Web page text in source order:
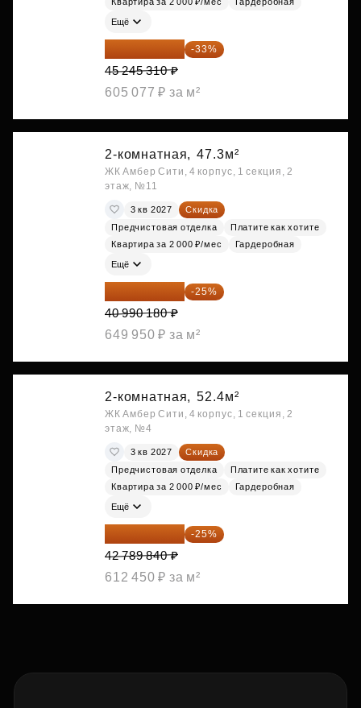
Ещё
30 314 358 ₽ -33%
45 245 310 ₽
605 077 ₽ за м²
2-комнатная, 47.3м²
ЖК Амбер Сити, 4 корпус, 1 секция, 2
этаж, №11
3 кв 2027
Скидка
Предчистовая отделка
Платите как хотите
Квартира за 2 000 ₽/мес
Гардеробная
Ещё
30 742 635 ₽ -25%
40 990 180 ₽
649 950 ₽ за м²
2-комнатная, 52.4м²
ЖК Амбер Сити, 4 корпус, 1 секция, 2
этаж, №4
3 кв 2027
Скидка
Предчистовая отделка
Платите как хотите
Квартира за 2 000 ₽/мес
Гардеробная
Ещё
32 092 380 ₽ -25%
42 789 840 ₽
612 450 ₽ за м²